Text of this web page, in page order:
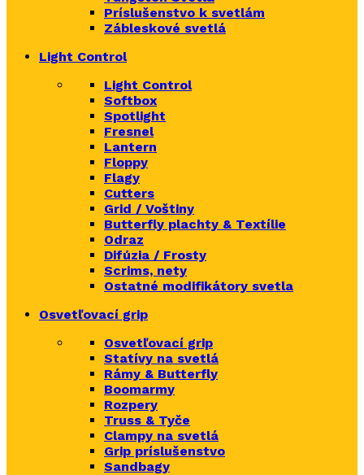
Príslušenstvo k svetlám
Zábleskové svetlá
Light Control
Light Control
Softbox
Spotlight
Fresnel
Lantern
Floppy
Flagy
Cutters
Grid / Voštiny
Butterfly plachty & Textílie
Odraz
Difúzia / Frosty
Scrims, nety
Ostatné modifikátory svetla
Osvetľovací grip
Osvetľovací grip
Statívy na svetlá
Rámy & Butterfly
Boomarmy
Rozpery
Truss & Tyče
Clampy na svetlá
Grip príslušenstvo
Sandbagy